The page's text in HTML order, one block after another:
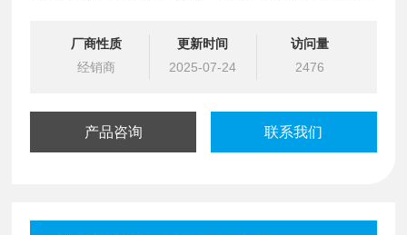
机、DC/DC 转换器、储能系统(ESS)、光伏逆变器等测试
应用之帮手。
厂商性质
经销商
更新时间
2025-07-24
访问量
2476
产品咨询 联系我们